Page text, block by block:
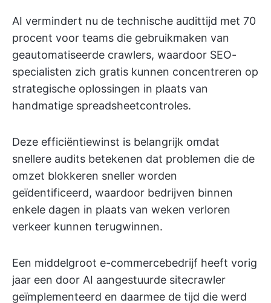
AI vermindert nu de technische audittijd met 70
procent voor teams die gebruikmaken van
geautomatiseerde crawlers, waardoor SEO-
specialisten zich gratis kunnen concentreren op
strategische oplossingen in plaats van
handmatige spreadsheetcontroles.
Deze efficiëntiewinst is belangrijk omdat
snellere audits betekenen dat problemen die de
omzet blokkeren sneller worden
geïdentificeerd, waardoor bedrijven binnen
enkele dagen in plaats van weken verloren
verkeer kunnen terugwinnen.
Een middelgroot e-commercebedrijf heeft vorig
jaar een door AI aangestuurde sitecrawler
geïmplementeerd en daarmee de tijd die werd